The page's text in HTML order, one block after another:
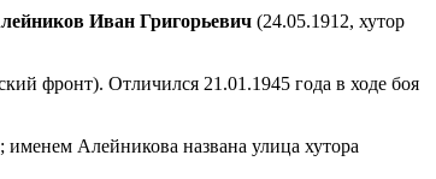
Иван Григорьевич (24.05.1912, хутор
фронт). Отличился 21.01.1945 года в ходе боя
Алейникова названа улица хутора